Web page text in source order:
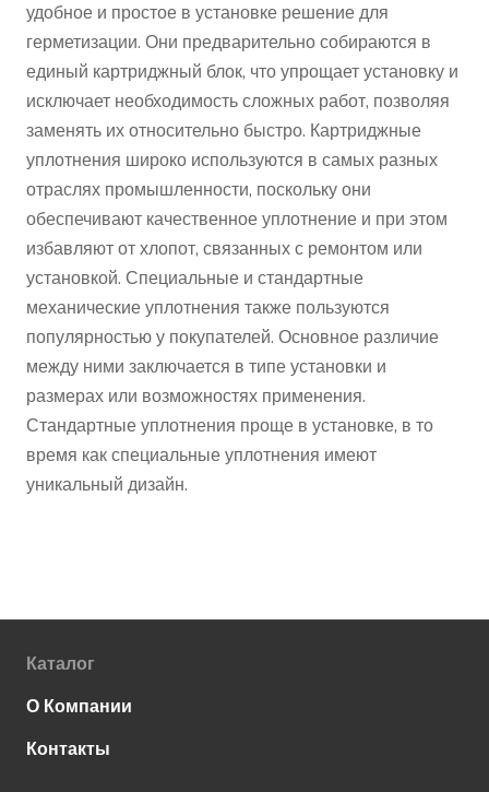
удобное и простое в установке решение для
герметизации. Они предварительно собираются в
единый картриджный блок, что упрощает установку и
исключает необходимость сложных работ, позволяя
заменять их относительно быстро. Картриджные
уплотнения широко используются в самых разных
отраслях промышленности, поскольку они
обеспечивают качественное уплотнение и при этом
избавляют от хлопот, связанных с ремонтом или
установкой. Специальные и стандартные
механические уплотнения также пользуются
популярностью у покупателей. Основное различие
между ними заключается в типе установки и
размерах или возможностях применения.
Стандартные уплотнения проще в установке, в то
время как специальные уплотнения имеют
уникальный дизайн.
Каталог
О Компании
Контакты